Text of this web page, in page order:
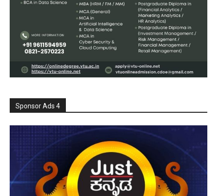
Sponsor Ads 4